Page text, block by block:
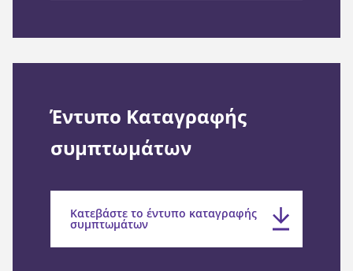
Έντυπο Καταγραφής
συμπτωμάτων
Κατεβάστε το έντυπο καταγραφής
συμπτωμάτων